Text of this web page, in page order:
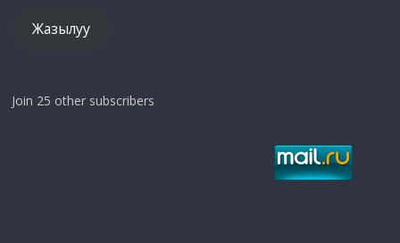
Жазылуу
Join 25 other subscribers